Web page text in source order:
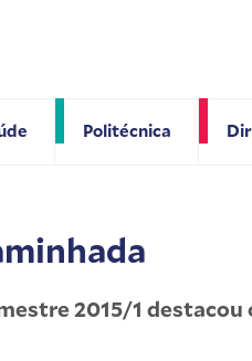
Politécnica
2015/1